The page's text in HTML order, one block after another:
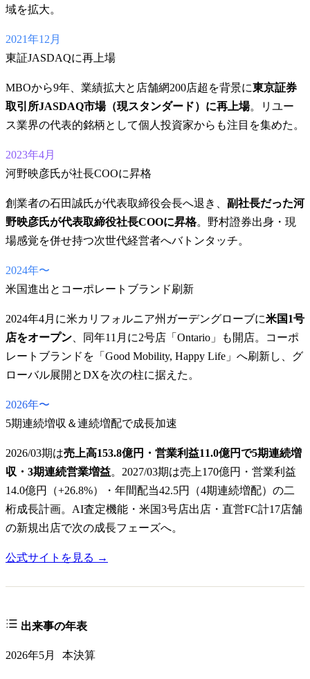
域を拡大。
2021年12月
東証JASDAQに再上場
MBOから9年、業績拡大と店舗網200店超を背景に東京証券
取引所JASDAQ市場（現スタンダード）に再上場。リユー
ス業界の代表的銘柄として個人投資家からも注目を集めた。
2023年4月
河野映彦氏が社長COOに昇格
創業者の石田誠氏が代表取締役会長へ退き、 副社長だった河
野映彦氏が代表取締役社長COOに昇格。野村證券出身・現
場感覚を併せ持つ次世代経営者へバトンタッチ。
2024年〜
米国進出とコーポレートブランド刷新
2024年4月に米カリフォルニア州ガーデングローブに米国1号
店をオープン 、同年11月に2号店「Ontario」も開店。コーポ
レートブランドを「Good Mobility, Happy Life」へ刷新し、グ
ローバル展開とDXを次の柱に据えた。
2026年〜
5期連続増収＆連続増配で成長加速
2026/03期は売上高153.8億円・営業利益11.0億円で5期連続増
収・3期連続営業増益。2027/03期は売上170億円・営業利益
14.0億円（+26.8%）・年間配当42.5円（4期連続増配）の二
桁成長計画。AI査定機能・米国3号店出店・直営FC計17店舗
の新規出店で次の成長フェーズへ。
公式サイトを見る →
出来事の年表
2026年5月 本決算